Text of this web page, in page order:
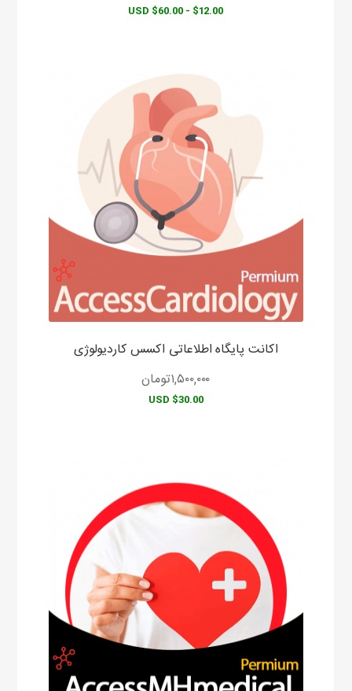
$12.00 - $60.00 USD
اکانت پایگاه اطلاعاتی اکسس کاردیولوژی
۱,۵۰۰,۰۰۰تومان
$30.00 USD